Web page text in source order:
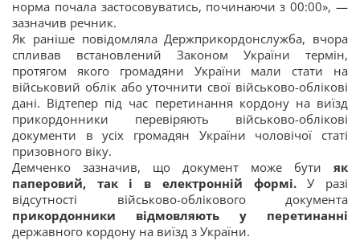
норма почала застосовуватись, починаючи з 00:00», —
зазначив речник.
Як раніше повідомляла Держприкордонслужба, вчора
спливав встановлений Законом України термін,
протягом якого громадяни України мали стати на
військовий облік або уточнити свої військово-облікові
дані. Відтепер під час перетинання кордону на виїзд
прикордонники перевіряють військово-облікові
документи в усіх громадян України чоловічої статі
призовного віку.
Демченко зазначив, що документ може бути як
паперовий, так і в електронній формі.У разі
відсутності військово-облікового документа
прикордонники відмовляють у перетинанні
державного кордону на виїзд з України.